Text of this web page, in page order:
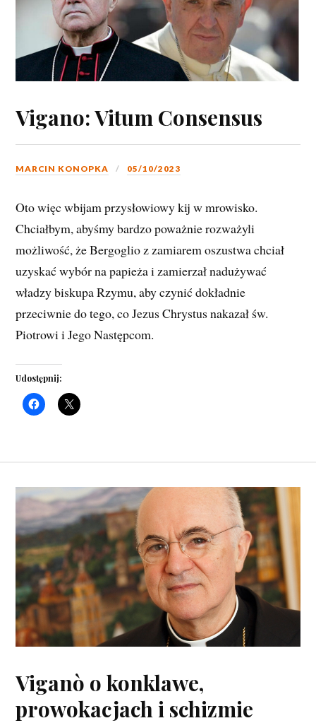
Vigano: Vitum Consensus
MARCIN KONOPKA 05/10/2023
Oto więc wbijam przysłowiowy kij w mrowisko.
Chciałbym, abyśmy bardzo poważnie rozważyli
możliwość, że Bergoglio z zamiarem oszustwa chciał
uzyskać wybór na papieża i zamierzał nadużywać
władzy biskupa Rzymu, aby czynić dokładnie
przeciwnie do tego, co Jezus Chrystus nakazał św.
Piotrowi i Jego Następcom.
Udostępnij:
Viganò o konklawe,
prowokacjach i schizmie